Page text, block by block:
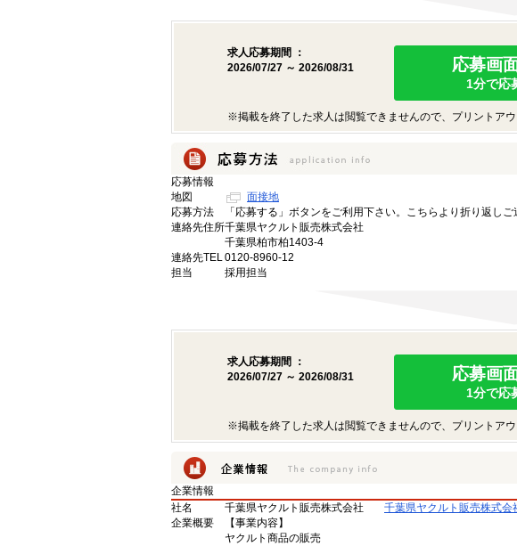
求人応募期間 ：
2026/07/27 ～ 2026/08/31
応募画
1分で応
※掲載を終了した求人は閲覧できませんので、プリントアウ
応募情報
地図
面接地
応募方法
「応募する」ボタンをご利用下さい。こちらより折り返しご
連絡先住所千葉県ヤクルト販売株式会社
千葉県柏市柏1403-4
連絡先TEL0120-8960-12
担当
採用担当
求人応募期間 ：
2026/07/27 ～ 2026/08/31
応募画
1分で応
※掲載を終了した求人は閲覧できませんので、プリントアウ
企業情報
社名
千葉県ヤクルト販売株式会社
千葉県ヤクルト販売株式会
企業概要
【事業内容】
ヤクルト商品の販売